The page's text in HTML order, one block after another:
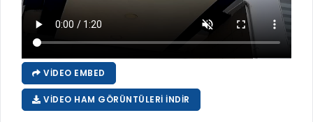
VIDEO EMBED
VIDEO HAM GÖRÜNTÜLERI İNDIR